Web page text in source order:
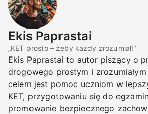
Ekis Paprastai
„KET prosto – żeby każdy zrozumiał!"
Ekis Paprastai to autor piszący o
drogowego prostym i
celem jest pomoc uczniom w
KET, przygotowaniu się do
promowanie bezpiecznego